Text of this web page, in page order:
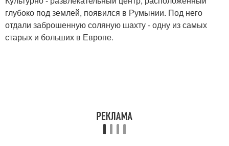
глубоко под землей, появился в Румынии. Под него
отдали заброшенную соляную шахту - одну из самых
старых и больших в Европе.